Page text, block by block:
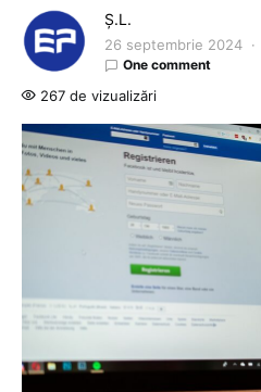
Ș.L.
26 septembrie 2024
One comment
267 de vizualizări